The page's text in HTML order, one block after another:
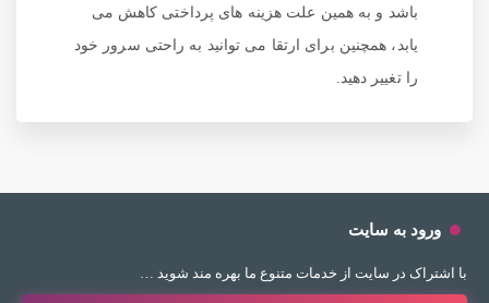
باشد و به همین علت هزینه های پرداختی کاهش می
یابد، همچنین برای ارتقا می توانید به راحتی سرور خود
را تغییر دهید.
ورود به سایت
با اشتراک در سایت از خدمات متنوع ما بهره مند شوید …